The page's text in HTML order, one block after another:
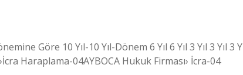
Göre 10 Yıl-10 Yıl-Dönem 6 Yıl 6 Yıl 3 Yıl 3 Yıl 3
Haraplama-04AYBOCA Hukuk Firması› İcra-04